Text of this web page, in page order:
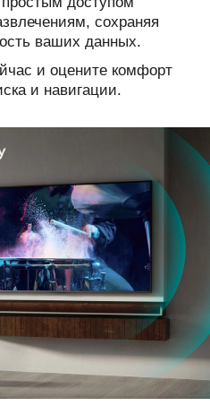
сохраняя
ваших данных.
и оцените комфорт
и навигации.